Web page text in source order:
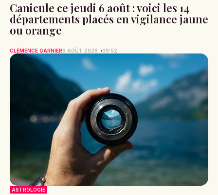
Canicule ce jeudi 6 août : voici les 14
départements placés en vigilance jaune
ou orange
CLÉMENCE GARNIER6 AOÛT 2026 09:52
ASTROLOGIE